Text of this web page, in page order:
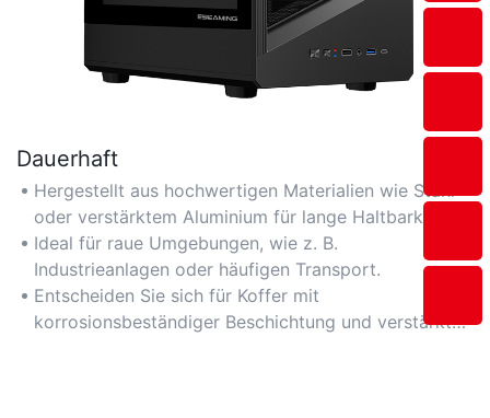
Dauerhaft
Hergestellt aus hochwertigen Materialien wie Stahl
oder verstärktem Aluminium für lange Haltbarkeit.
Ideal für raue Umgebungen, wie z. B.
Industrieanlagen oder häufigen Transport.
Entscheiden Sie sich für Koffer mit
korrosionsbeständiger Beschichtung und verstärkten